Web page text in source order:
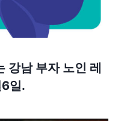
강남 부자 노인 레
일.